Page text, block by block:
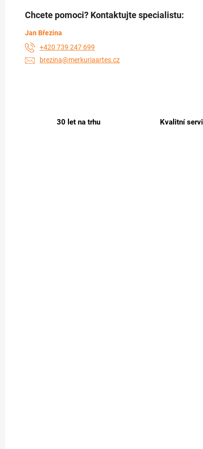
30 let na trhu Kvalitní
Chcete pomoci? Kontaktujte specialistu:
Jan Březina
+420 739 247 699
brezina@merkuriaartes.cz